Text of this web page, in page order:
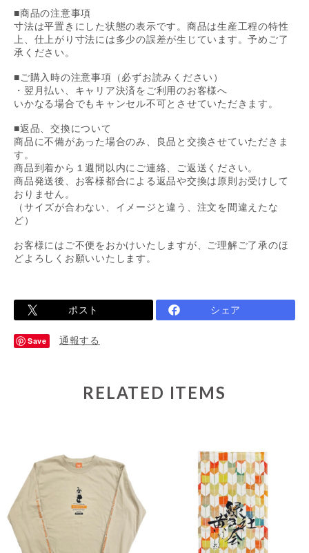
■商品の注意事項
寸法は平置きにした状態の表示です。商品は生産工程の特性
上、仕上がり寸法には多少の誤差が生じています。予めご了
承ください。
■ご購入時の注意事項（必ずお読みください）
・翌月払い、キャリア決済をご利用のお客様へ
いかなる場合でもキャンセル不可とさせていただきます。
■返品、交換について
商品に不備があった場合のみ、良品と交換させていただきま
す。
商品到着から１週間以内にご連絡、ご返送ください。
商品発送後、お客様都合による返品や交換は原則お受けして
おりません。
（サイズが合わない、イメージと違う、注文を間違えたな
ど）
お客様にはご不便をおかけいたしますが、ご理解ご了承のほ
どよろしくお願いいたします。
ポスト シェア
Save 通報する
RELATED ITEMS